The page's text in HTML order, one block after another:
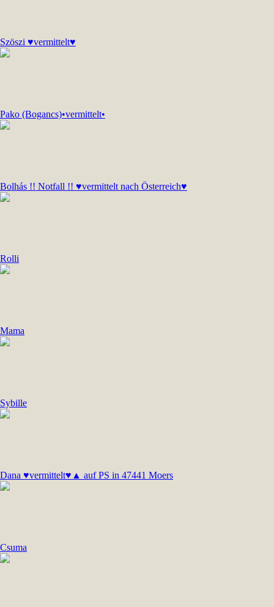
Szöszi ♥vermittelt♥
Pako (Bogancs)•vermittelt•
Bolhás !! Notfall !! ♥vermittelt nach Österreich♥
Rolli
Mama
Sybille
Dana ♥vermittelt♥▲ auf PS in 47441 Moers
Csuma